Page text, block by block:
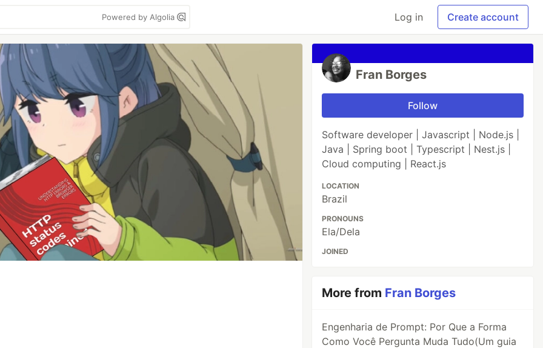
Powered by Algolia Log in Create account
Fran Borges
Follow
Software developer | Javascript | Node.js |
Java | Spring boot | Typescript | Nest.js |
Cloud computing | React.js
LOCATION
Brazil
PRONOUNS
Ela/Dela
JOINED
More from Fran Borges
Engenharia de Prompt: Por Que a Forma
Como Você Pergunta Muda Tudo(Um guia